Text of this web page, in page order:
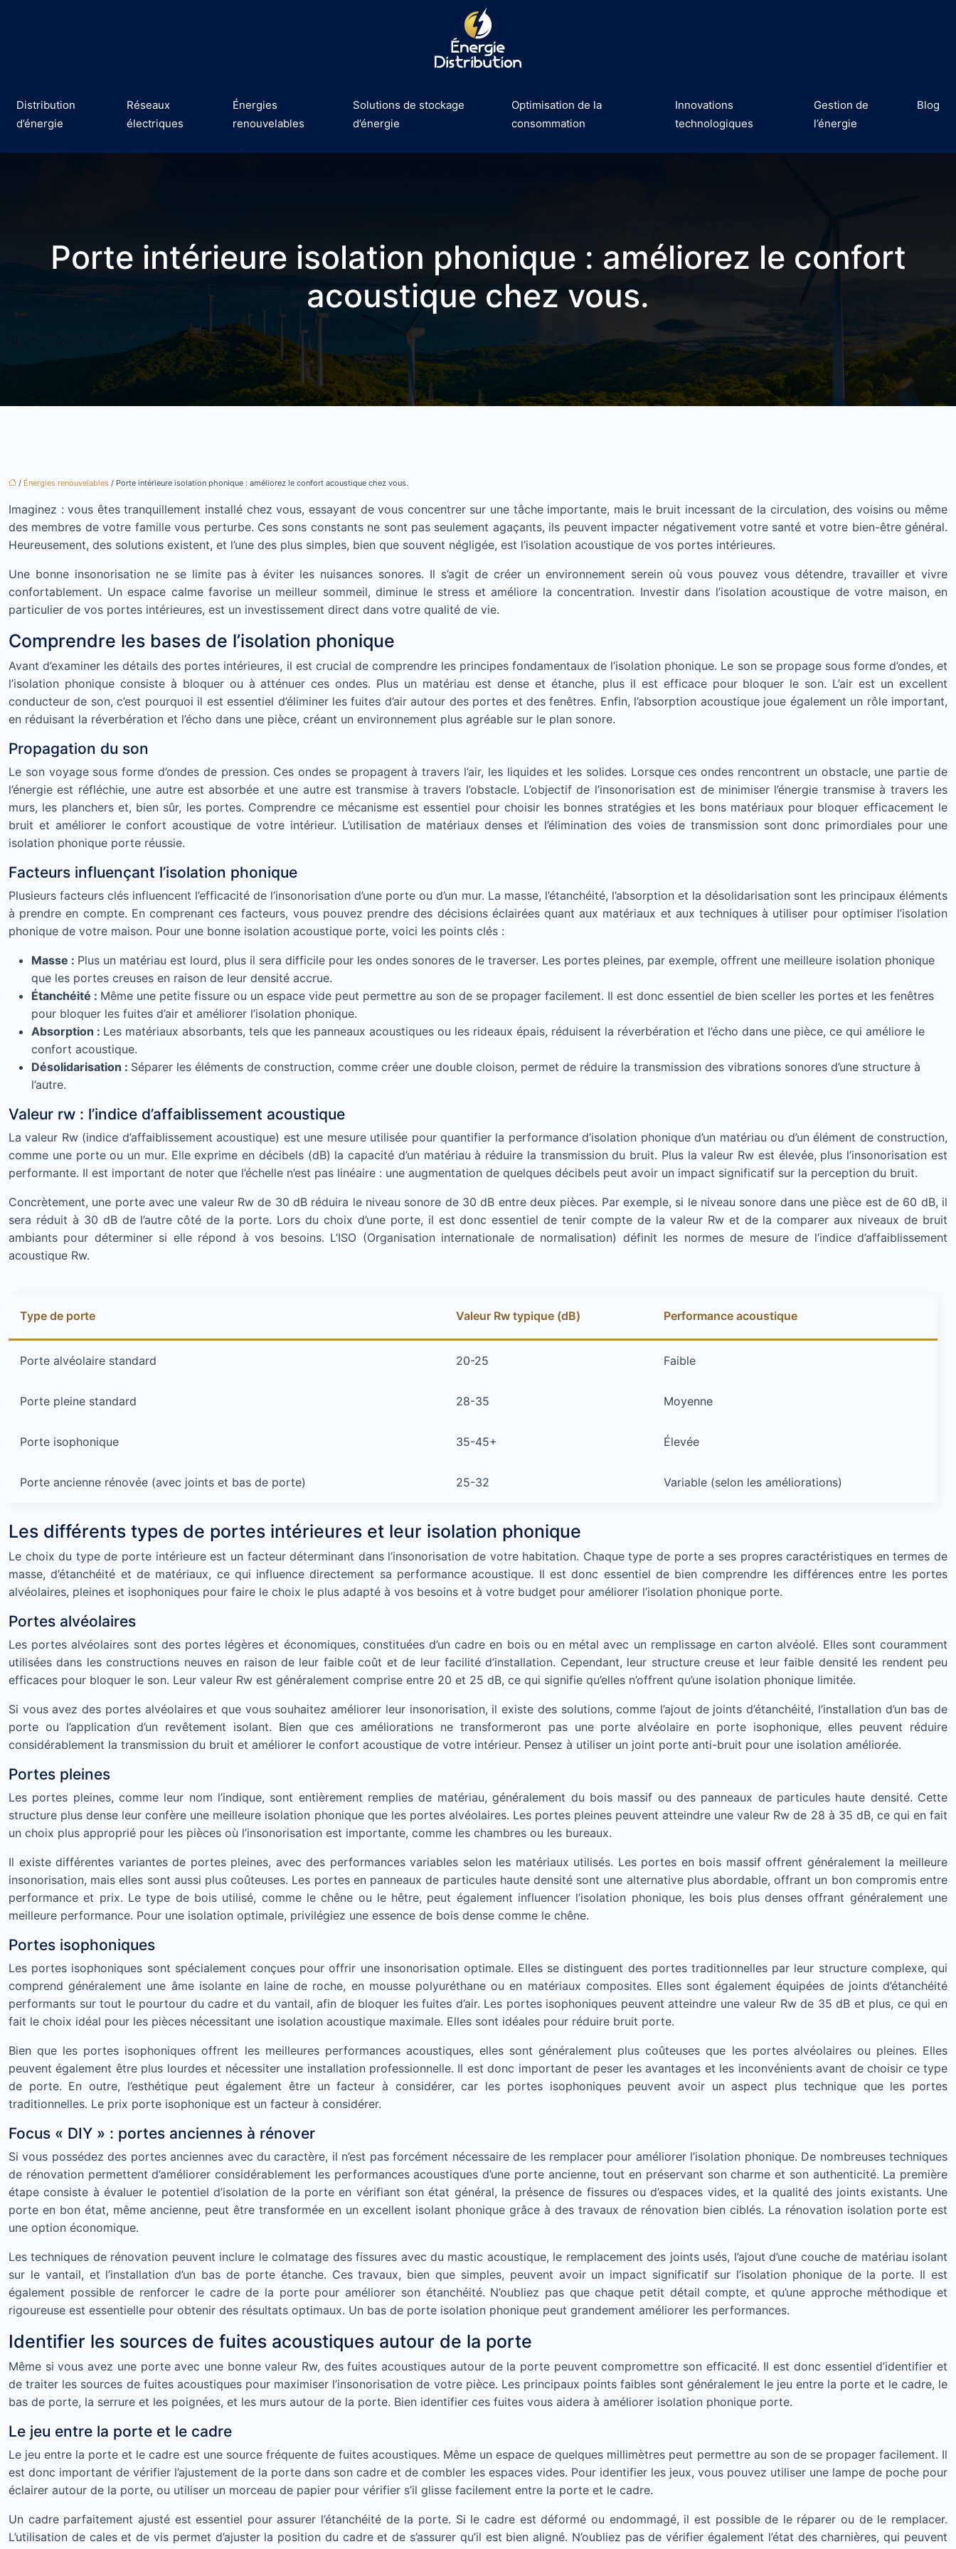
Distribution
d’énergie
Réseaux
électriques
Énergies
renouvelables
Solutions de stockage
d’énergie
Optimisation de la
consommation
Innovations
technologiques
Gestion de
l’énergie
Blog
Porte intérieure isolation phonique : améliorez le confort
acoustique chez vous.
/ Énergies renouvelables / Porte intérieure isolation phonique : améliorez le confort acoustique chez vous.
Imaginez : vous êtes tranquillement installé chez vous, essayant de vous concentrer sur une tâche importante, mais le bruit incessant de la circulation, des voisins ou même
des membres de votre famille vous perturbe. Ces sons constants ne sont pas seulement agaçants, ils peuvent impacter négativement votre santé et votre bien-être général.
Heureusement, des solutions existent, et l’une des plus simples, bien que souvent négligée, est l’isolation acoustique de vos portes intérieures.
Une bonne insonorisation ne se limite pas à éviter les nuisances sonores. Il s’agit de créer un environnement serein où vous pouvez vous détendre, travailler et vivre
confortablement. Un espace calme favorise un meilleur sommeil, diminue le stress et améliore la concentration. Investir dans l’isolation acoustique de votre maison, en
particulier de vos portes intérieures, est un investissement direct dans votre qualité de vie.
Comprendre les bases de l’isolation phonique
Avant d’examiner les détails des portes intérieures, il est crucial de comprendre les principes fondamentaux de l’isolation phonique. Le son se propage sous forme d’ondes, et
l’isolation phonique consiste à bloquer ou à atténuer ces ondes. Plus un matériau est dense et étanche, plus il est efficace pour bloquer le son. L’air est un excellent
conducteur de son, c’est pourquoi il est essentiel d’éliminer les fuites d’air autour des portes et des fenêtres. Enfin, l’absorption acoustique joue également un rôle important,
en réduisant la réverbération et l’écho dans une pièce, créant un environnement plus agréable sur le plan sonore.
Propagation du son
Le son voyage sous forme d’ondes de pression. Ces ondes se propagent à travers l’air, les liquides et les solides. Lorsque ces ondes rencontrent un obstacle, une partie de
l’énergie est réfléchie, une autre est absorbée et une autre est transmise à travers l’obstacle. L’objectif de l’insonorisation est de minimiser l’énergie transmise à travers les
murs, les planchers et, bien sûr, les portes. Comprendre ce mécanisme est essentiel pour choisir les bonnes stratégies et les bons matériaux pour bloquer efficacement le
bruit et améliorer le confort acoustique de votre intérieur. L’utilisation de matériaux denses et l’élimination des voies de transmission sont donc primordiales pour une
isolation phonique porte réussie.
Facteurs influençant l’isolation phonique
Plusieurs facteurs clés influencent l’efficacité de l’insonorisation d’une porte ou d’un mur. La masse, l’étanchéité, l’absorption et la désolidarisation sont les principaux éléments
à prendre en compte. En comprenant ces facteurs, vous pouvez prendre des décisions éclairées quant aux matériaux et aux techniques à utiliser pour optimiser l’isolation
phonique de votre maison. Pour une bonne isolation acoustique porte, voici les points clés :
Masse : Plus un matériau est lourd, plus il sera difficile pour les ondes sonores de le traverser. Les portes pleines, par exemple, offrent une meilleure isolation phonique
que les portes creuses en raison de leur densité accrue.
Étanchéité : Même une petite fissure ou un espace vide peut permettre au son de se propager facilement. Il est donc essentiel de bien sceller les portes et les fenêtres
pour bloquer les fuites d’air et améliorer l’isolation phonique.
Absorption : Les matériaux absorbants, tels que les panneaux acoustiques ou les rideaux épais, réduisent la réverbération et l’écho dans une pièce, ce qui améliore le
confort acoustique.
Désolidarisation : Séparer les éléments de construction, comme créer une double cloison, permet de réduire la transmission des vibrations sonores d’une structure à
l’autre.
Valeur rw : l’indice d’affaiblissement acoustique
La valeur Rw (indice d’affaiblissement acoustique) est une mesure utilisée pour quantifier la performance d’isolation phonique d’un matériau ou d’un élément de construction,
comme une porte ou un mur. Elle exprime en décibels (dB) la capacité d’un matériau à réduire la transmission du bruit. Plus la valeur Rw est élevée, plus l’insonorisation est
performante. Il est important de noter que l’échelle n’est pas linéaire : une augmentation de quelques décibels peut avoir un impact significatif sur la perception du bruit.
Concrètement, une porte avec une valeur Rw de 30 dB réduira le niveau sonore de 30 dB entre deux pièces. Par exemple, si le niveau sonore dans une pièce est de 60 dB, il
sera réduit à 30 dB de l’autre côté de la porte. Lors du choix d’une porte, il est donc essentiel de tenir compte de la valeur Rw et de la comparer aux niveaux de bruit
ambiants pour déterminer si elle répond à vos besoins. L’ISO (Organisation internationale de normalisation) définit les normes de mesure de l’indice d’affaiblissement
acoustique Rw.
Type de porte Valeur Rw typique (dB) Performance acoustique
Porte alvéolaire standard 20-25 Faible
Porte pleine standard 28-35 Moyenne
Porte isophonique 35-45+ Élevée
Porte ancienne rénovée (avec joints et bas de porte) 25-32 Variable (selon les améliorations)
Les différents types de portes intérieures et leur isolation phonique
Le choix du type de porte intérieure est un facteur déterminant dans l’insonorisation de votre habitation. Chaque type de porte a ses propres caractéristiques en termes de
masse, d’étanchéité et de matériaux, ce qui influence directement sa performance acoustique. Il est donc essentiel de bien comprendre les différences entre les portes
alvéolaires, pleines et isophoniques pour faire le choix le plus adapté à vos besoins et à votre budget pour améliorer l’isolation phonique porte.
Portes alvéolaires
Les portes alvéolaires sont des portes légères et économiques, constituées d’un cadre en bois ou en métal avec un remplissage en carton alvéolé. Elles sont couramment
utilisées dans les constructions neuves en raison de leur faible coût et de leur facilité d’installation. Cependant, leur structure creuse et leur faible densité les rendent peu
efficaces pour bloquer le son. Leur valeur Rw est généralement comprise entre 20 et 25 dB, ce qui signifie qu’elles n’offrent qu’une isolation phonique limitée.
Si vous avez des portes alvéolaires et que vous souhaitez améliorer leur insonorisation, il existe des solutions, comme l’ajout de joints d’étanchéité, l’installation d’un bas de
porte ou l’application d’un revêtement isolant. Bien que ces améliorations ne transformeront pas une porte alvéolaire en porte isophonique, elles peuvent réduire
considérablement la transmission du bruit et améliorer le confort acoustique de votre intérieur. Pensez à utiliser un joint porte anti-bruit pour une isolation améliorée.
Portes pleines
Les portes pleines, comme leur nom l’indique, sont entièrement remplies de matériau, généralement du bois massif ou des panneaux de particules haute densité. Cette
structure plus dense leur confère une meilleure isolation phonique que les portes alvéolaires. Les portes pleines peuvent atteindre une valeur Rw de 28 à 35 dB, ce qui en fait
un choix plus approprié pour les pièces où l’insonorisation est importante, comme les chambres ou les bureaux.
Il existe différentes variantes de portes pleines, avec des performances variables selon les matériaux utilisés. Les portes en bois massif offrent généralement la meilleure
insonorisation, mais elles sont aussi plus coûteuses. Les portes en panneaux de particules haute densité sont une alternative plus abordable, offrant un bon compromis entre
performance et prix. Le type de bois utilisé, comme le chêne ou le hêtre, peut également influencer l’isolation phonique, les bois plus denses offrant généralement une
meilleure performance. Pour une isolation optimale, privilégiez une essence de bois dense comme le chêne.
Portes isophoniques
Les portes isophoniques sont spécialement conçues pour offrir une insonorisation optimale. Elles se distinguent des portes traditionnelles par leur structure complexe, qui
comprend généralement une âme isolante en laine de roche, en mousse polyuréthane ou en matériaux composites. Elles sont également équipées de joints d’étanchéité
performants sur tout le pourtour du cadre et du vantail, afin de bloquer les fuites d’air. Les portes isophoniques peuvent atteindre une valeur Rw de 35 dB et plus, ce qui en
fait le choix idéal pour les pièces nécessitant une isolation acoustique maximale. Elles sont idéales pour réduire bruit porte.
Bien que les portes isophoniques offrent les meilleures performances acoustiques, elles sont généralement plus coûteuses que les portes alvéolaires ou pleines. Elles
peuvent également être plus lourdes et nécessiter une installation professionnelle. Il est donc important de peser les avantages et les inconvénients avant de choisir ce type
de porte. En outre, l’esthétique peut également être un facteur à considérer, car les portes isophoniques peuvent avoir un aspect plus technique que les portes
traditionnelles. Le prix porte isophonique est un facteur à considérer.
Focus « DIY » : portes anciennes à rénover
Si vous possédez des portes anciennes avec du caractère, il n’est pas forcément nécessaire de les remplacer pour améliorer l’isolation phonique. De nombreuses techniques
de rénovation permettent d’améliorer considérablement les performances acoustiques d’une porte ancienne, tout en préservant son charme et son authenticité. La première
étape consiste à évaluer le potentiel d’isolation de la porte en vérifiant son état général, la présence de fissures ou d’espaces vides, et la qualité des joints existants. Une
porte en bon état, même ancienne, peut être transformée en un excellent isolant phonique grâce à des travaux de rénovation bien ciblés. La rénovation isolation porte est
une option économique.
Les techniques de rénovation peuvent inclure le colmatage des fissures avec du mastic acoustique, le remplacement des joints usés, l’ajout d’une couche de matériau isolant
sur le vantail, et l’installation d’un bas de porte étanche. Ces travaux, bien que simples, peuvent avoir un impact significatif sur l’isolation phonique de la porte. Il est
également possible de renforcer le cadre de la porte pour améliorer son étanchéité. N’oubliez pas que chaque petit détail compte, et qu’une approche méthodique et
rigoureuse est essentielle pour obtenir des résultats optimaux. Un bas de porte isolation phonique peut grandement améliorer les performances.
Identifier les sources de fuites acoustiques autour de la porte
Même si vous avez une porte avec une bonne valeur Rw, des fuites acoustiques autour de la porte peuvent compromettre son efficacité. Il est donc essentiel d’identifier et
de traiter les sources de fuites acoustiques pour maximiser l’insonorisation de votre pièce. Les principaux points faibles sont généralement le jeu entre la porte et le cadre, le
bas de porte, la serrure et les poignées, et les murs autour de la porte. Bien identifier ces fuites vous aidera à améliorer isolation phonique porte.
Le jeu entre la porte et le cadre
Le jeu entre la porte et le cadre est une source fréquente de fuites acoustiques. Même un espace de quelques millimètres peut permettre au son de se propager facilement. Il
est donc important de vérifier l’ajustement de la porte dans son cadre et de combler les espaces vides. Pour identifier les jeux, vous pouvez utiliser une lampe de poche pour
éclairer autour de la porte, ou utiliser un morceau de papier pour vérifier s’il glisse facilement entre la porte et le cadre.
Un cadre parfaitement ajusté est essentiel pour assurer l’étanchéité de la porte. Si le cadre est déformé ou endommagé, il est possible de le réparer ou de le remplacer.
L’utilisation de cales et de vis permet d’ajuster la position du cadre et de s’assurer qu’il est bien aligné. N’oubliez pas de vérifier également l’état des charnières, qui peuvent